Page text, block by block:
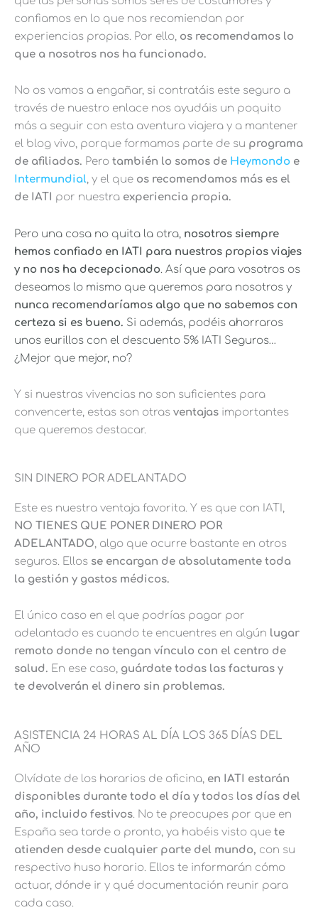
confiamos en lo que nos recomiendan por
experiencias propias. Por ello, os recomendamos lo
que a nosotros nos ha funcionado.
No os vamos a engañar, si contratáis este seguro a
través de nuestro enlace nos ayudáis un poquito
más a seguir con esta aventura viajera y a mantener
el blog vivo, porque formamos parte de su programa
de afiliados. Pero también lo somos de Heymondo e
Intermundial, y el que os recomendamos más es el
de IATI por nuestra experiencia propia.
Pero una cosa no quita la otra, nosotros siempre
hemos confiado en IATI para nuestros propios viajes
y no nos ha decepcionado. Así que para vosotros os
deseamos lo mismo que queremos para nosotros y
nunca recomendaríamos algo que no sabemos con
certeza si es bueno. Si además, podéis ahorraros
unos eurillos con el descuento 5% IATI Seguros…
¿Mejor que mejor, no?
Y si nuestras vivencias no son suficientes para
convencerte, estas son otras ventajas importantes
que queremos destacar.
SIN DINERO POR ADELANTADO
Este es nuestra ventaja favorita. Y es que con IATI,
NO TIENES QUE PONER DINERO POR
ADELANTADO, algo que ocurre bastante en otros
seguros. Ellos se encargan de absolutamente toda
la gestión y gastos médicos.
El único caso en el que podrías pagar por
adelantado es cuando te encuentres en algún lugar
remoto donde no tengan vínculo con el centro de
salud. En ese caso, guárdate todas las facturas y
te devolverán el dinero sin problemas.
ASISTENCIA 24 HORAS AL DÍA LOS 365 DÍAS DEL
AÑO
Olvídate de los horarios de oficina, en IATI estarán
disponibles durante todo el día y todos los días del
año, incluido festivos. No te preocupes por que en
España sea tarde o pronto, ya habéis visto que te
atienden desde cualquier parte del mundo, con su
respectivo huso horario. Ellos te informarán cómo
actuar, dónde ir y qué documentación reunir para
cada caso.